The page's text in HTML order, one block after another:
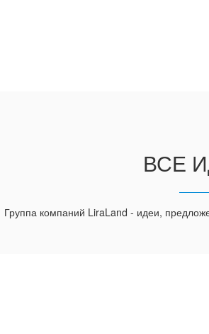
ВСЕ
Группа компаний LiraLand - идеи,